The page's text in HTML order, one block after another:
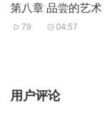
第八章 品尝的艺术
79 04:57
用户评论